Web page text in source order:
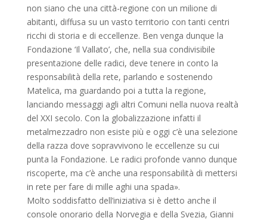
non siano che una città-regione con un milione di
abitanti, diffusa su un vasto territorio con tanti centri
ricchi di storia e di eccellenze. Ben venga dunque la
Fondazione ‘Il Vallato’, che, nella sua condivisibile
presentazione delle radici, deve tenere in conto la
responsabilità della rete, parlando e sostenendo
Matelica, ma guardando poi a tutta la regione,
lanciando messaggi agli altri Comuni nella nuova realtà
del XXI secolo. Con la globalizzazione infatti il
metalmezzadro non esiste più e oggi c’è una selezione
della razza dove sopravvivono le eccellenze su cui
punta la Fondazione. Le radici profonde vanno dunque
riscoperte, ma c’è anche una responsabilità di mettersi
in rete per fare di mille aghi una spada».
Molto soddisfatto dell’iniziativa si è detto anche il
console onorario della Norvegia e della Svezia, Gianni